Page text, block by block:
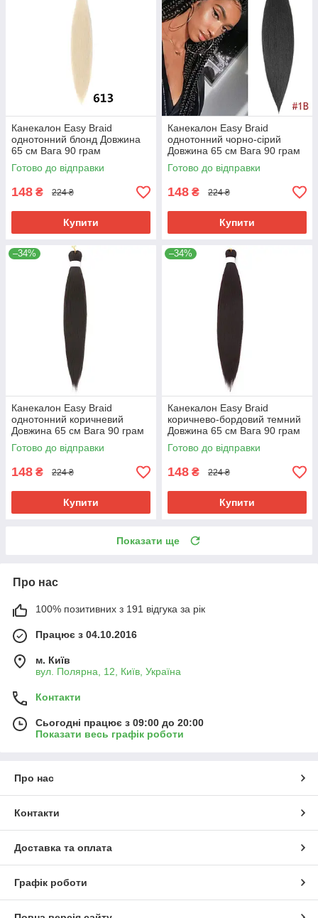
Канекалон Easy Braid
однотонний блонд Довжина
65 см Вага 90 грам
Низькотемпературний
матеріал 100-150°С
613#-2EZ
Готово до відправки
148 ₴ 224 ₴
Купити
Канекалон Easy Braid
однотонний чорно-сірий
Довжина 65 см Вага 90 грам
Низькотемпературний 100-
150 ° С 1ВEZ
Готово до відправки
148 ₴ 224 ₴
Купити
–34%
Канекалон Easy Braid
однотонний коричневий
Довжина 65 см Вага 90 грам
Низькотемпературний
матеріал 100-150°С 4#EZ
Готово до відправки
148 ₴ 224 ₴
Купити
–34%
Канекалон Easy Braid
коричнево-бордовий темний
Довжина 65 см Вага 90 грам
Низькотемпературний 100-
150 ° С 99jEZ
Готово до відправки
148 ₴ 224 ₴
Купити
Показати ще
Про нас
100% позитивних з 191 відгука за рік
Працює з 04.10.2016
м. Київ
вул. Полярна, 12, Київ, Україна
Контакти
Сьогодні працює з 09:00 до 20:00
Показати весь графік роботи
Про нас
Контакти
Доставка та оплата
Графік роботи